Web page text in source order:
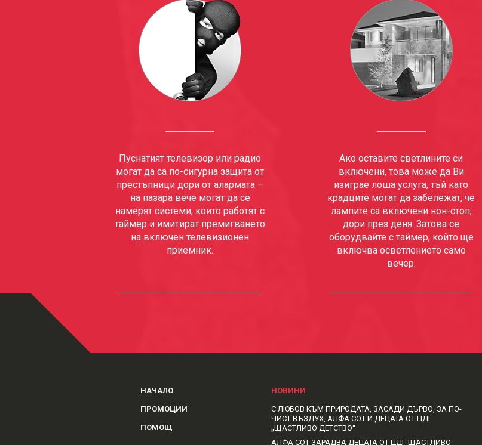
Пуснатият телевизор или радио
могат да са по-сигурна защита от
престъпници дори от алармата –
на пазара вече могат да се
намерят системи, които работят с
таймер и имитират премигването
на включен телевизионен
приемник.
Ако оставите светлините си
включени, това може да Ви
изиграе лоша услуга, тъй като
крадците могат да забележат, че
лампите са включени нон-стоп,
дори през деня. Затова се
оборудвайте с таймер, който ще
включва осветлението само
вечер.
НАЧАЛО
ПРОМОЦИИ
ПОМОЩ
НОВИНИ
С ЛЮБОВ КЪМ ПРИРОДАТА, ЗАСАДИ ДЪРВО, ЗА ПО-
ЧИСТ ВЪЗДУХ, АЛФА СОТ И ДЕЦАТА ОТ ЦДГ
„ЩАСТЛИВО ДЕТСТВО“
АЛФА СОТ ЗАРАДВА ДЕЦАТА ОТ ЦДГ ЩАСТЛИВО